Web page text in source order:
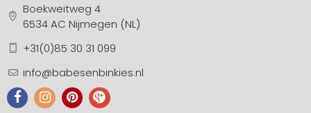
Boekweitweg 4
6534 AC Nijmegen (NL)
+31(0)85 30 31 099
info@babesenbinkies.nl